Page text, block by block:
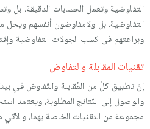
التفاوضية وتعمل الحسابات الدقيقة، بل
التفاوضية، بل ولامفاوضون أنفسهم
وبراعتهم فى كسب الجولات التفاوضية
تقنيات المقابلة والتفاوض
إنّ تطبيق كلٍّ من المُقابلة والتّفاوض في
والوصول إلى النّتائج المطلوبة، ويعتمد
مجموعة من التقنيات الخاصة بهما، والآتي